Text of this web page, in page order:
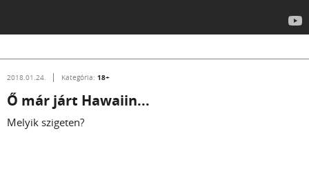
2018.01.24. Kategória: 18+
Ő már járt Hawaiin...
Melyik szigeten?